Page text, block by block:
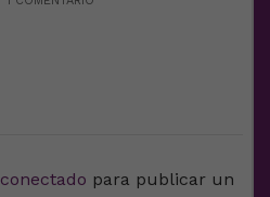
conectado para publicar un